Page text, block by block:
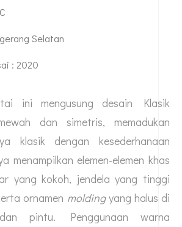
Selatan
: 2020
ini mengusung desain Klasik
dan simetris, memadukan
klasik dengan kesederhanaan
menampilkan elemen-elemen khas
yang kokoh, jendela yang tinggi
ornamen moldingyang halus di
pintu. Penggunaan warna